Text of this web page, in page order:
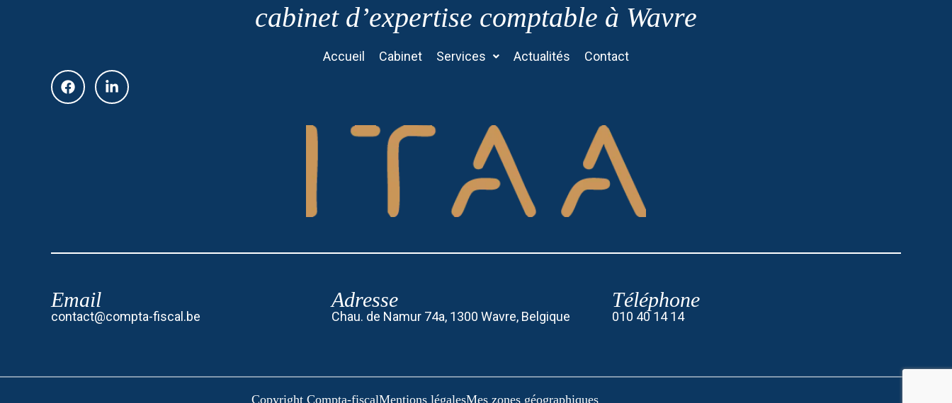
cabinet d’expertise comptable à Wavre
Accueil Cabinet Services Actualités Contact
Email
contact@compta-fiscal.be
Adresse
Chau. de Namur 74a, 1300 Wavre, Belgique
Téléphone
010 40 14 14
Copyright Compta-fiscalMentions légalesMes zones géographiques